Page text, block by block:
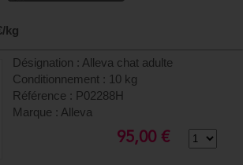
kg
Désignation : Alleva chat adulte
Conditionnement : 10 kg
Référence : P02288H
Marque : Alleva
95,00 €